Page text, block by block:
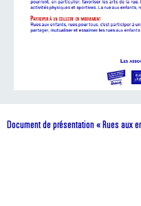
Document de présentation « Rues aux